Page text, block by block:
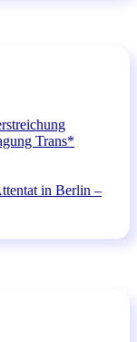
Trans*
in Berlin –